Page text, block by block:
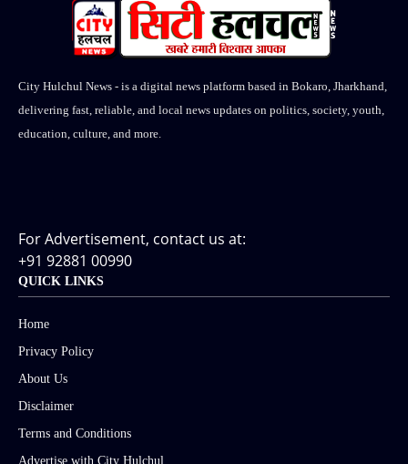
City Hulchul News - is a digital news platform based in Bokaro, Jharkhand,
delivering fast, reliable, and local news updates on politics, society, youth,
education, culture, and more.
For Advertisement, contact us at:
+91 92881 00990
QUICK LINKS
Home
Privacy Policy
About Us
Disclaimer
Terms and Conditions
Advertise with City Hulchul